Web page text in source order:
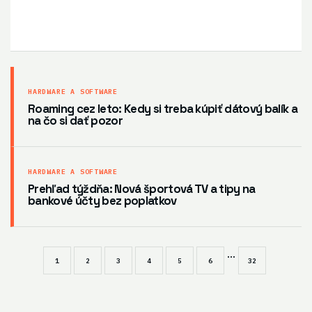
HARDWARE A SOFTWARE
Roaming cez leto: Kedy si treba kúpiť dátový balík a
na čo si dať pozor
HARDWARE A SOFTWARE
Prehľad týždňa: Nová športová TV a tipy na
bankové účty bez poplatkov
1 2 3 4 5 6 ... 32